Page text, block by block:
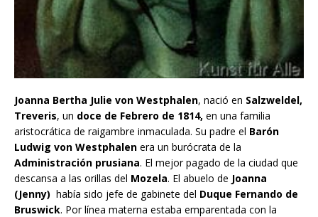
Joanna Bertha Julie von Westphalen, nació en Salzweldel,
Treveris, un doce de Febrero de 1814, en una familia
aristocrática de raigambre inmaculada. Su padre el Barón
Ludwig von Westphalen era un burócrata de la
Administración prusiana. El mejor pagado de la ciudad que
descansa a las orillas del Mozela. El abuelo de Joanna
(Jenny) había sido jefe de gabinete del Duque Fernando de
Bruswick. Por línea materna estaba emparentada con la